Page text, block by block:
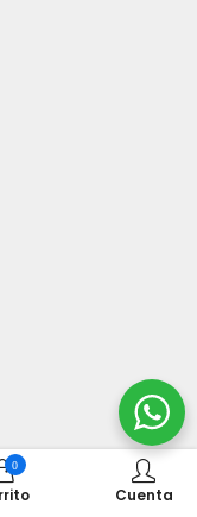
0
Cuenta